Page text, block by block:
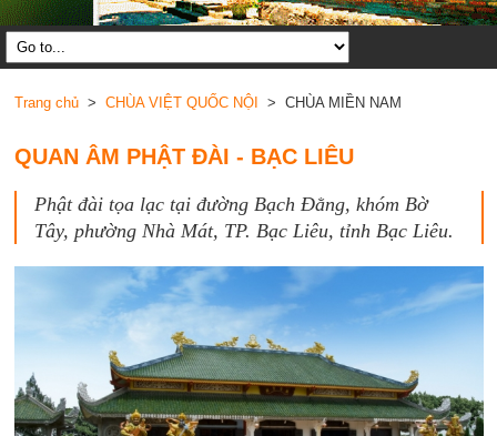
Trang chủ> CHÙA VIỆT QUỐC NỘI > CHÙA MIỀN NAM
QUAN ÂM PHẬT ĐÀI - BẠC LIÊU
Phật đài tọa lạc tại đường Bạch Đằng, khóm Bờ
Tây, phường Nhà Mát, TP. Bạc Liêu, tỉnh Bạc Liêu.